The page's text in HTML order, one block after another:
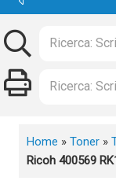
Home » Toner »
Ricoh 400569